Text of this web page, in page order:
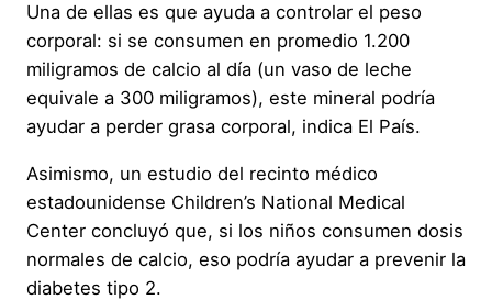
Una de ellas es que ayuda a controlar el peso
corporal: si se consumen en promedio 1.200
miligramos de calcio al día (un vaso de leche
equivale a 300 miligramos), este mineral podría
ayudar a perder grasa corporal, indica El País.
Asimismo, un estudio del recinto médico
estadounidense Children’s National Medical
Center concluyó que, si los niños consumen dosis
normales de calcio, eso podría ayudar a prevenir la
diabetes tipo 2.